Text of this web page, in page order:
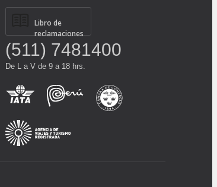
Libro de
reclamaciones
(511) 7481400
De L a V de 9 a 18 hrs.